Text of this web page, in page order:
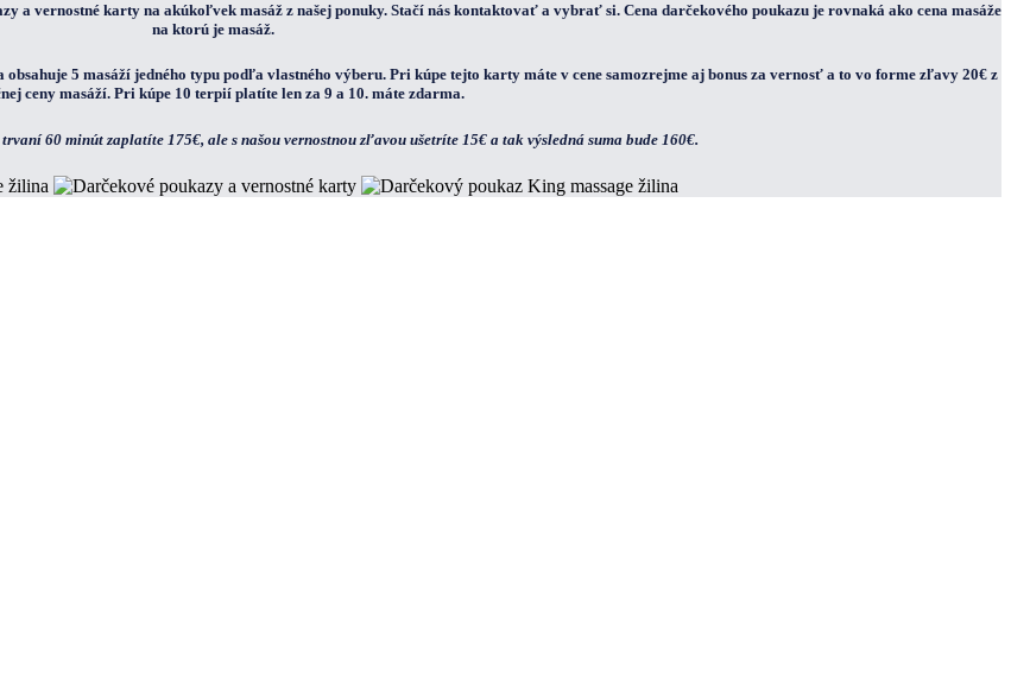
a vernostné karty na akúkoľvek masáž z našej ponuky. Stačí nás kontaktovať a vybrať si. Cena darčekového poukazu je rovnaká ako cena masáže
na ktorú je masáž.
5 masáží jedného typu podľa vlastného výberu. Pri kúpe tejto karty máte v cene samozrejme aj bonus za vernosť a to vo forme zľavy 20€ z
ceny masáží. Pri kúpe 10 terpií platíte len za 9 a 10. máte zdarma.
60 minút zaplatíte 175€, ale s našou vernostnou zľavou ušetríte 15€ a tak výsledná suma bude 160€.